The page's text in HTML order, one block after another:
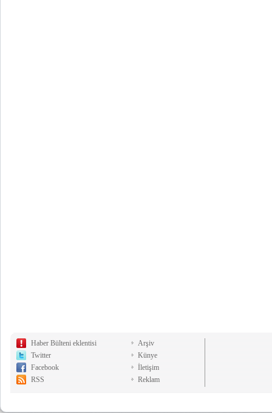
Haber Bülteni eklentisi
Twitter
Facebook
RSS
Arşiv
Künye
İletişim
Reklam